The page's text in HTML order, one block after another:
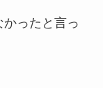
ったと言っ